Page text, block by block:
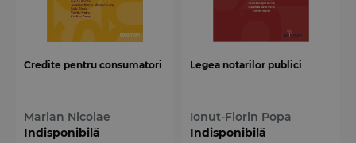
Credite pentru consumatori
Marian Nicolae
Indisponibilă
Legea notarilor publici
Ionut-Florin Popa
Indisponibilă